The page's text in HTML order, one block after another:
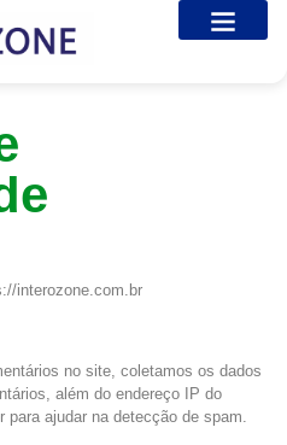
interozone.com.br
no site, coletamos os dados
além do endereço IP do
para ajudar na detecção de spam.